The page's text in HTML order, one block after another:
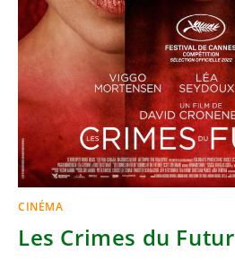
CINÉMA
Les Crimes du Futur